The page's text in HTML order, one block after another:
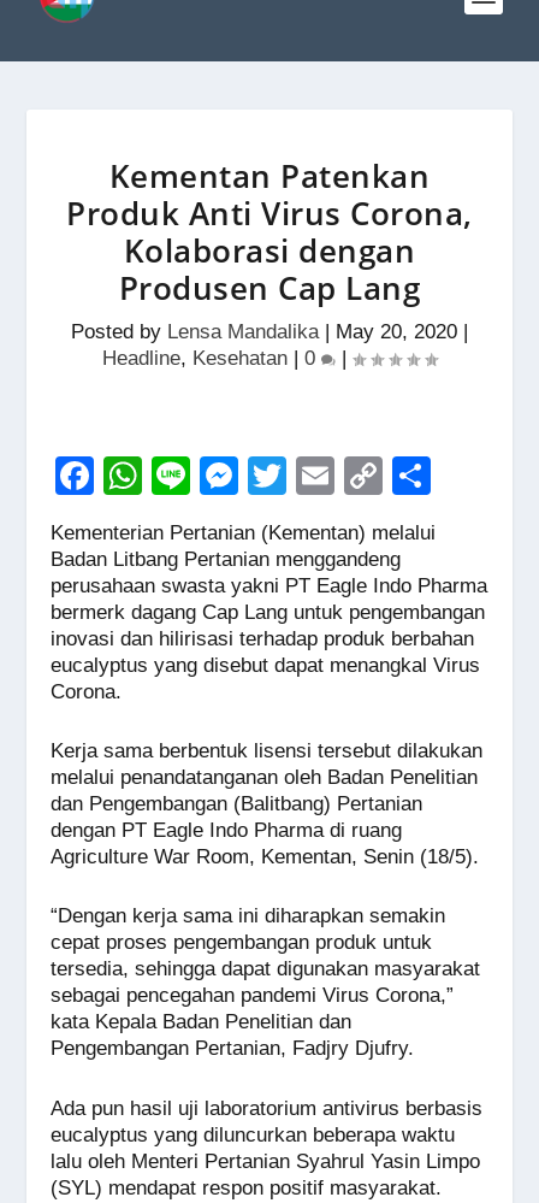
Kementan Patenkan
Produk Anti Virus Corona,
Kolaborasi dengan
Produsen Cap Lang
Posted by Lensa Mandalika| May 20, 2020 |
Headline, Kesehatan | 0 |
F
c
e
b
o
o
k
W
at
s
A
p
Li
e
M
ss
e
n
g
T
tt
er
E
m
ail
C
o
p
y
Li
n
h
ar
e
Kementerian Pertanian (Kementan) melalui
Badan Litbang Pertanian menggandeng
perusahaan swasta yakni PT Eagle Indo Pharma
bermerk dagang Cap Lang untuk pengembangan
inovasi dan hilirisasi terhadap produk berbahan
eucalyptus yang disebut dapat menangkal Virus
Corona.
Kerja sama berbentuk lisensi tersebut dilakukan
melalui penandatanganan oleh Badan Penelitian
dan Pengembangan (Balitbang) Pertanian
dengan PT Eagle Indo Pharma di ruang
Agriculture War Room, Kementan, Senin (18/5).
“Dengan kerja sama ini diharapkan semakin
cepat proses pengembangan produk untuk
tersedia, sehingga dapat digunakan masyarakat
sebagai pencegahan pandemi Virus Corona,”
kata Kepala Badan Penelitian dan
Pengembangan Pertanian, Fadjry Djufry.
Ada pun hasil uji laboratorium antivirus berbasis
eucalyptus yang diluncurkan beberapa waktu
lalu oleh Menteri Pertanian Syahrul Yasin Limpo
(SYL) mendapat respon positif masyarakat.